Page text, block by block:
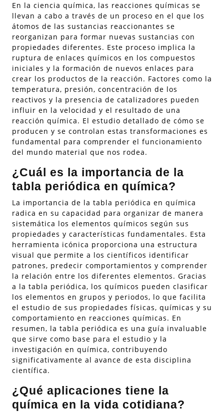
En la ciencia química, las reacciones químicas se
llevan a cabo a través de un proceso en el que los
átomos de las sustancias reaccionantes se
reorganizan para formar nuevas sustancias con
propiedades diferentes. Este proceso implica la
ruptura de enlaces químicos en los compuestos
iniciales y la formación de nuevos enlaces para
crear los productos de la reacción. Factores como la
temperatura, presión, concentración de los
reactivos y la presencia de catalizadores pueden
influir en la velocidad y el resultado de una
reacción química. El estudio detallado de cómo se
producen y se controlan estas transformaciones es
fundamental para comprender el funcionamiento
del mundo material que nos rodea.
¿Cuál es la importancia de la
tabla periódica en química?
La importancia de la tabla periódica en química
radica en su capacidad para organizar de manera
sistemática los elementos químicos según sus
propiedades y características fundamentales. Esta
herramienta icónica proporciona una estructura
visual que permite a los científicos identificar
patrones, predecir comportamientos y comprender
la relación entre los diferentes elementos. Gracias
a la tabla periódica, los químicos pueden clasificar
los elementos en grupos y periodos, lo que facilita
el estudio de sus propiedades físicas, químicas y su
comportamiento en reacciones químicas. En
resumen, la tabla periódica es una guía invaluable
que sirve como base para el estudio y la
investigación en química, contribuyendo
significativamente al avance de esta disciplina
científica.
¿Qué aplicaciones tiene la
química en la vida cotidiana?